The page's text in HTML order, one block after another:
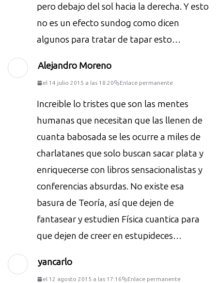
pero debajo del sol hacia la derecha. Y esto
no es un efecto sundog como dicen
algunos para tratar de tapar esto…
Alejandro Moreno
el 14 julio 2015 a las 18:20 Enlace permanente
Increible lo tristes que son las mentes
humanas que necesitan que las llenen de
cuanta babosada se les ocurre a miles de
charlatanes que solo buscan sacar plata y
enriquecerse con libros sensacionalistas y
conferencias absurdas. No existe esa
basura de Teoría, así que dejen de
fantasear y estudien Física cuantica para
que dejen de creer en estupideces…
yancarlo
el 12 agosto 2015 a las 17:16 Enlace permanente